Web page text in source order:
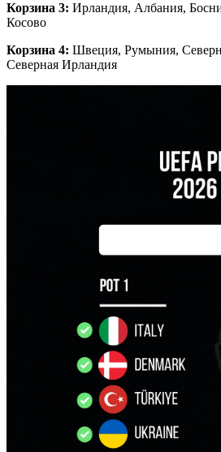
Корзина 3: Ирландия, Албания,
Косово
Корзина 4: Швеция, Румыния,
Северная Ирландия